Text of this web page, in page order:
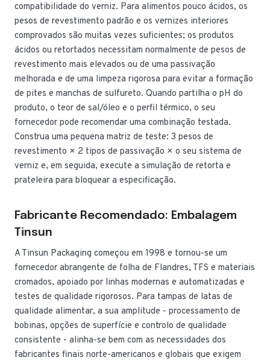
compatibilidade do verniz. Para alimentos pouco ácidos, os
pesos de revestimento padrão e os vernizes interiores
comprovados são muitas vezes suficientes; os produtos
ácidos ou retortados necessitam normalmente de pesos de
revestimento mais elevados ou de uma passivação
melhorada e de uma limpeza rigorosa para evitar a formação
de pites e manchas de sulfureto. Quando partilha o pH do
produto, o teor de sal/óleo e o perfil térmico, o seu
fornecedor pode recomendar uma combinação testada.
Construa uma pequena matriz de teste: 3 pesos de
revestimento × 2 tipos de passivação × o seu sistema de
verniz e, em seguida, execute a simulação de retorta e
prateleira para bloquear a especificação.
Fabricante Recomendado: Embalagem
Tinsun
A Tinsun Packaging começou em 1998 e tornou-se um
fornecedor abrangente de folha de Flandres, TFS e materiais
cromados, apoiado por linhas modernas e automatizadas e
testes de qualidade rigorosos. Para tampas de latas de
qualidade alimentar, a sua amplitude - processamento de
bobinas, opções de superfície e controlo de qualidade
consistente - alinha-se bem com as necessidades dos
fabricantes finais norte-americanos e globais que exigem